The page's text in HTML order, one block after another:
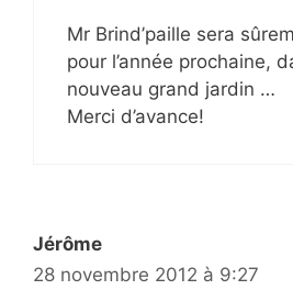
Mr Brind’paille sera
pour l’année prochaine,
nouveau grand jardin …
Merci d’avance!
Jérôme
28 novembre 2012 à 9:27